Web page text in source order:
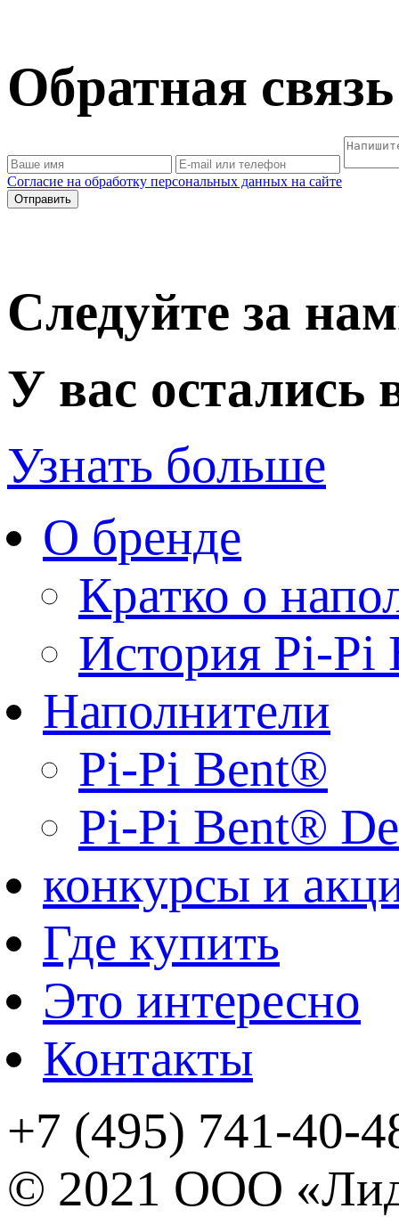
Обратная связь
Согласие на обработку персональных данных на сайте
Отправить
Следуйте за
У вас
Узнать больше
О бренде
Кратко о
История Pi-Pi
Наполнители
Pi-Pi Bent®
Pi-Pi Bent®
конкурсы и
Где купить
Это интересно
Контакты
+7 (495) 741-40-
© 2021 ООО